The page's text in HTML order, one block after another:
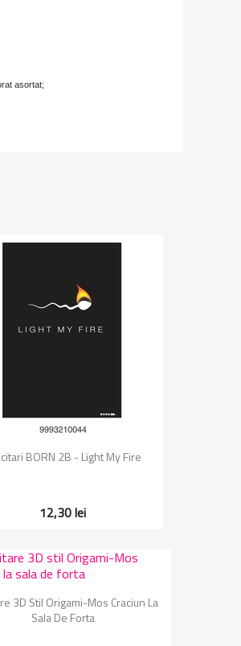
asortat;
 Vizualizare rapida
BORN 2B - Light My Fire
12,30 lei
Vizualizare rapida
3D Stil Origami-Mos Craciun La
Sala De Forta